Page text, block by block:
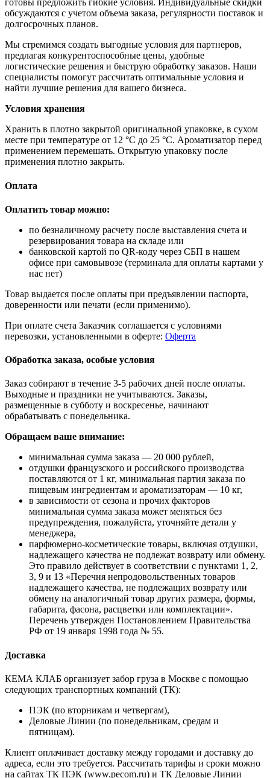
готовы предложить гибкие условия. Индивидуальные скидки
обсуждаются с учетом объема заказа, регулярности поставок и
долгосрочных планов.
Мы стремимся создать выгодные условия для партнеров,
предлагая конкурентоспособные цены, удобные
логистические решения и быструю обработку заказов. Наши
специалисты помогут рассчитать оптимальные условия и
найти лучшие решения для вашего бизнеса.
Условия хранения
Хранить в плотно закрытой оригинальной упаковке, в сухом
месте при температуре от 12 °C до 25 °C. Ароматизатор перед
применением перемешать. Открытую упаковку после
применения плотно закрыть.
Оплата
Оплатить товар можно:
по безналичному расчету после выставления счета и
резервирования товара на складе или
банковской картой по QR-коду через СБП в нашем
офисе при самовывозе (терминала для оплаты картами у
нас нет)
Товар выдается после оплаты при предъявлении паспорта,
доверенности или печати (если применимо).
При оплате счета Заказчик соглашается с условиями
перевозки, установленными в оферте: Оферта
Обработка заказа, особые условия
Заказ собирают в течение 3-5 рабочих дней после оплаты.
Выходные и праздники не учитываются. Заказы,
размещенные в субботу и воскресенье, начинают
обрабатывать с понедельника.
Обращаем ваше внимание:
минимальная сумма заказа — 20 000 рублей,
отдушки французского и российского производства
поставляются от 1 кг, минимальная партия заказа по
пищевым ингредиентам и ароматизаторам — 10 кг,
в зависимости от сезона и прочих факторов
минимальная сумма заказа может меняться без
предупреждения, пожалуйста, уточняйте детали у
менеджера,
парфюмерно-косметические товары, включая отдушки,
надлежащего качества не подлежат возврату или обмену.
Это правило действует в соответствии с пунктами 1, 2,
3, 9 и 13 «Перечня непродовольственных товаров
надлежащего качества, не подлежащих возврату или
обмену на аналогичный товар других размера, формы,
габарита, фасона, расцветки или комплектации».
Перечень утвержден Постановлением Правительства
РФ от 19 января 1998 года № 55.
Доставка
КЕМА КЛАБ организует забор груза в Москве с помощью
следующих транспортных компаний (ТК):
ПЭК (по вторникам и четвергам),
Деловые Линии (по понедельникам, средам и
пятницам).
Клиент оплачивает доставку между городами и доставку до
адреса, если это требуется. Рассчитать тарифы и сроки можно
на сайтах ТК ПЭК (www.pecom.ru) и ТК Деловые Линии